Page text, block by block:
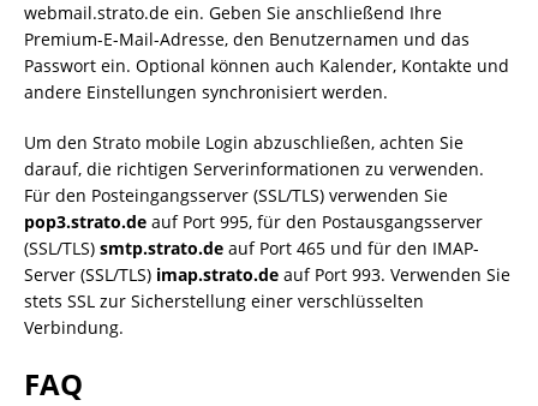
webmail.strato.de ein. Geben Sie anschließend Ihre
Premium-E-Mail-Adresse, den Benutzernamen und das
Passwort ein. Optional können auch Kalender, Kontakte und
andere Einstellungen synchronisiert werden.
Um den Strato mobile Login abzuschließen, achten Sie
darauf, die richtigen Serverinformationen zu verwenden.
Für den Posteingangsserver (SSL/TLS) verwenden Sie
pop3.strato.de auf Port 995, für den Postausgangsserver
(SSL/TLS) smtp.strato.de auf Port 465 und für den IMAP-
Server (SSL/TLS) imap.strato.de auf Port 993. Verwenden Sie
stets SSL zur Sicherstellung einer verschlüsselten
Verbindung.
FAQ